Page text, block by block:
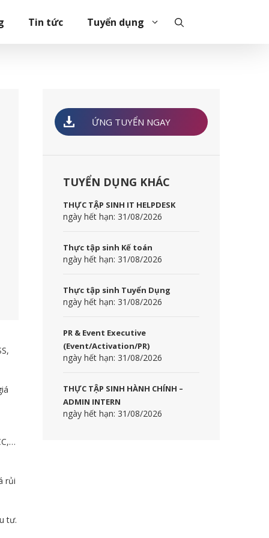
Tin tức Tuyển dụng
rủi
tư.
ỨNG TUYỂN NGAY
TUYỂN DỤNG KHÁC
THỰC TẬP SINH IT HELPDESK
ngày hết hạn: 31/08/2026
Thực tập sinh Kế toán
ngày hết hạn: 31/08/2026
Thực tập sinh Tuyển Dụng
ngày hết hạn: 31/08/2026
PR & Event Executive
(Event/Activation/PR)
ngày hết hạn: 31/08/2026
THỰC TẬP SINH HÀNH CHÍNH –
ADMIN INTERN
ngày hết hạn: 31/08/2026